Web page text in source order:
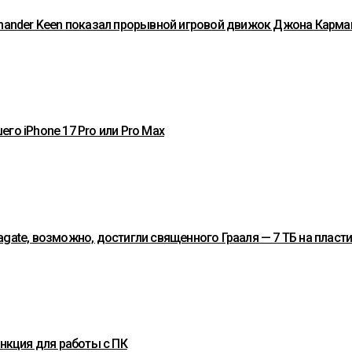
Keen показал прорывной игровой движок Джона
iPhone 17 Pro или Pro Max
возможно, достигли священного Грааля — 7 ТБ на
для работы с ПК